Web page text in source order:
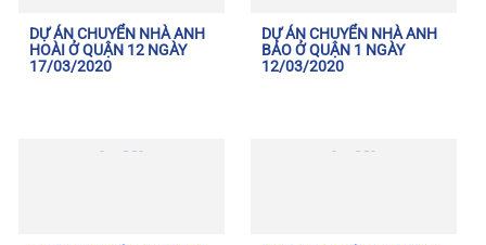
DỰ ÁN CHUYỂN NHÀ ANH
HOÀI Ở QUẬN 12 NGÀY
17/03/2020
DỰ ÁN CHUYỂN NHÀ ANH
BẢO Ở QUẬN 1 NGÀY
12/03/2020